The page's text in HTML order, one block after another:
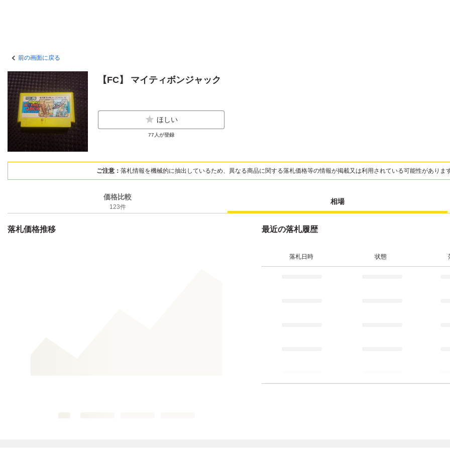
前の画面に戻る
【FC】 マイティボンジャック
ほしい
77 人が登録
ご注意： 落札情報を機械的に抽出しているため、異なる商品に関する落札価格等の情報が掲載又は利用されている可能性がありま
価格比較
123件
相場
落札価格推移 最近の落札履歴
落札日時 状態